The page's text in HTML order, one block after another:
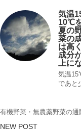
気温
10℃
夏の
菜の
は高
成分
上に
気温
であと
有機野菜・無農薬野菜の
NEW POST